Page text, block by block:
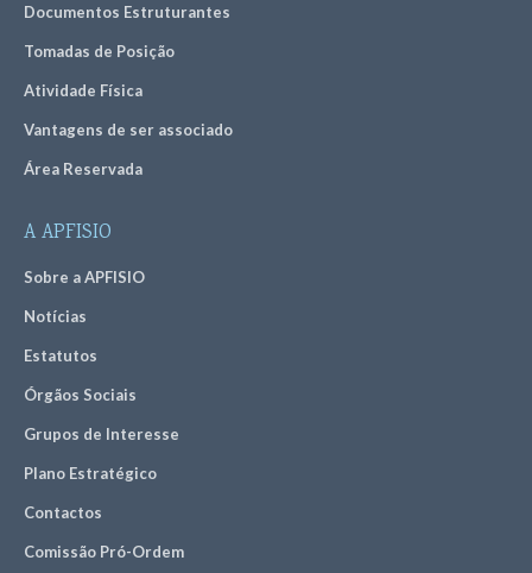
Documentos Estruturantes
Tomadas de Posição
Atividade Física
Vantagens de ser associado
Área Reservada
A APFISIO
Sobre a APFISIO
Notícias
Estatutos
Órgãos Sociais
Grupos de Interesse
Plano Estratégico
Contactos
Comissão Pró-Ordem